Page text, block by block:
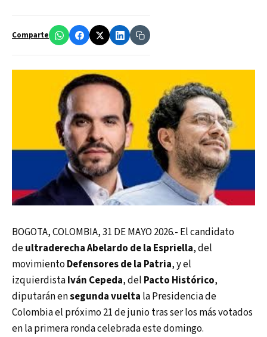
Comparte
BOGOTA, COLOMBIA, 31 DE MAYO 2026.- El candidato
deultraderechaAbelardo de la Espriella, del
movimientoDefensores de la Patria, y el
izquierdistaIván Cepeda, del Pacto Histórico,
diputarán ensegunda vuelta la Presidencia de
Colombia el próximo 21 de junio tras ser los más votados
en la primera ronda celebrada este domingo.